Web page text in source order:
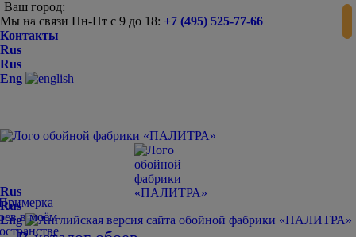
Ваш город:
Мы на связи Пн-Пт с 9 до 18: +7 (495) 525-77-66
Контакты
Rus
Rus
Eng
Rus
Rus
Eng
-